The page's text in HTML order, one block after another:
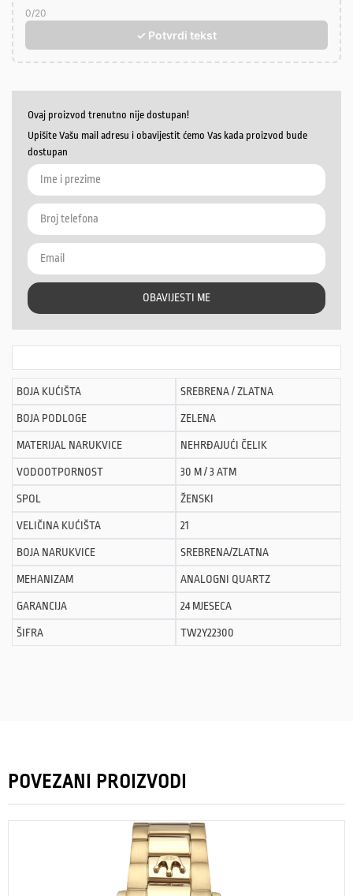
0/20
✓ Potvrdi tekst
Ovaj proizvod trenutno nije dostupan!
Upišite Vašu mail adresu i obavijestit ćemo Vas kada proizvod bude
dostupan
OBAVIJESTI ME
BOJA KUĆIŠTA SREBRENA / ZLATNA
BOJA PODLOGE ZELENA
MATERIJAL NARUKVICE NEHRĐAJUĆI ČELIK
VODOOTPORNOST 30 M / 3 ATM
SPOL ŽENSKI
VELIČINA KUĆIŠTA 21
BOJA NARUKVICE SREBRENA/ZLATNA
MEHANIZAM ANALOGNI QUARTZ
GARANCIJA 24 MJESECA
ŠIFRA TW2Y22300
POVEZANI PROIZVODI